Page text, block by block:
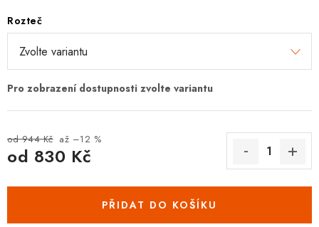
PRO POSUVNÉ DVEŘE
STAVEBNÍ POUZDRA
POKLADNIČKY NA ZÁMEK
TREZORY
Rozteč
od 944 Kč až –12 %
od 830 Kč
PŘIDAT DO KOŠÍKU